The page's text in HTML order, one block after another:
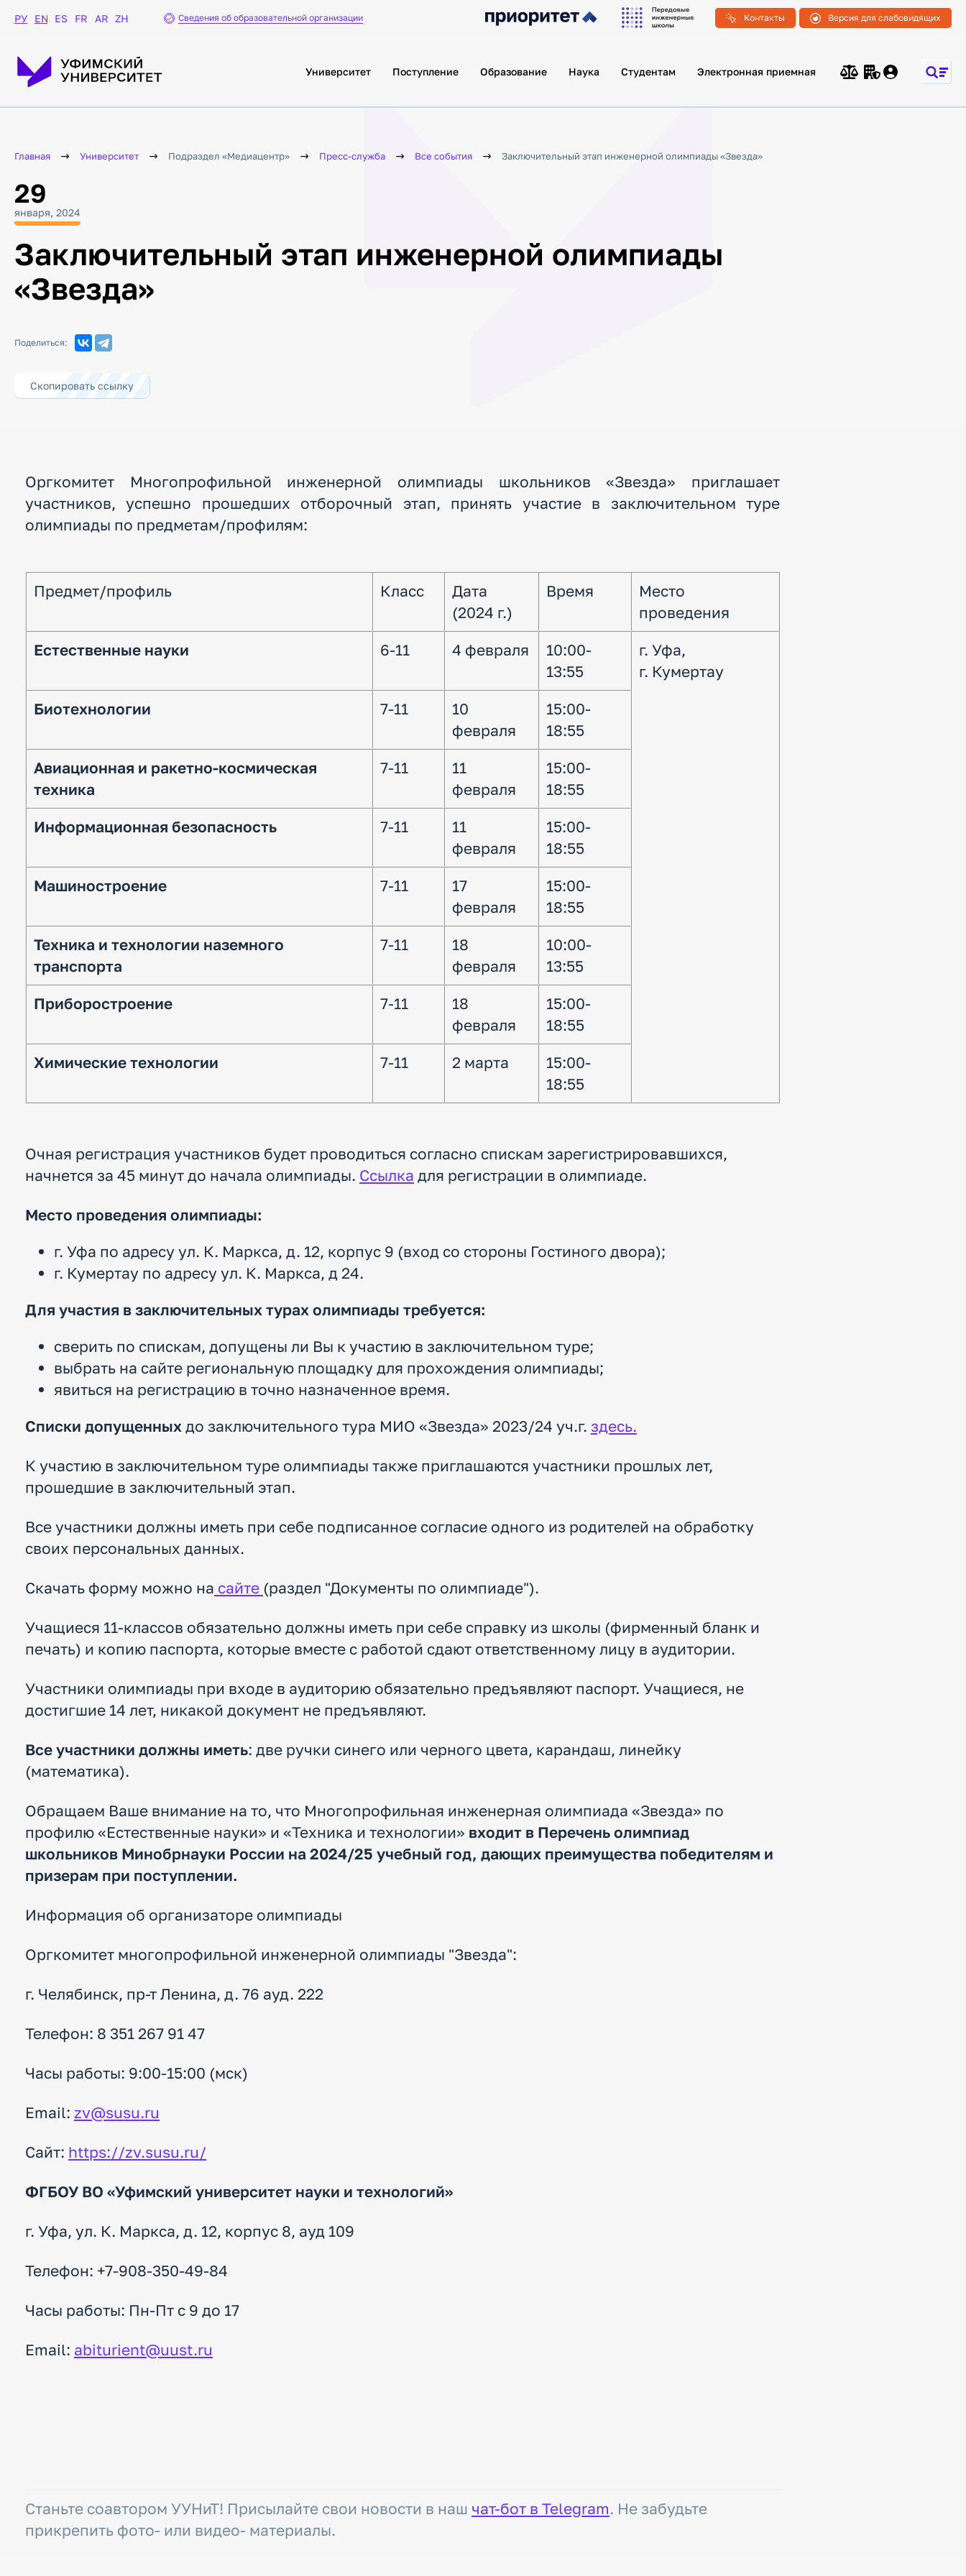
РУ EN ES FR AR ZH Сведения об образовательной организации Контакты Версия для слабовидящих
Университет Поступление Образование Наука Студентам Электронная приемная
Главная Университет Подраздел «Медиацентр» Пресс-служба Все события Заключительный этап инженерной олимпиады «Звезда»
29
января, 2024
Заключительный этап инженерной олимпиады
«Звезда»
Поделиться:
Скопировать ссылку
Оргкомитет Многопрофильной инженерной олимпиады школьников «Звезда» приглашает
участников, успешно прошедших отборочный этап, принять участие в заключительном туре
олимпиады по предметам/профилям:
Предмет/профиль Класс
Дата
(2024 г.)
Время
Место
проведения
Естественные науки
6-11 4 февраля
10:00-
13:55
г. Уфа,
г. Кумертау
Биотехнологии
7-11
10
февраля
15:00-
18:55
Авиационная и ракетно-космическая
техника
7-11
11
февраля
15:00-
18:55
Информационная безопасность
7-11
11
февраля
15:00-
18:55
Машиностроение
7-11
17
февраля
15:00-
18:55
Техника и технологии наземного
транспорта
7-11
18
февраля
10:00-
13:55
Приборостроение
7-11
18
февраля
15:00-
18:55
Химические технологии
7-11 2 марта
15:00-
18:55
Очная регистрация участников будет проводиться согласно спискам зарегистрировавшихся,
начнется за 45 минут до начала олимпиады. Ссылка для регистрации в олимпиаде.
Место проведения олимпиады:
г. Уфа по адресу ул. К. Маркса, д. 12, корпус 9 (вход со стороны Гостиного двора);
г. Кумертау по адресу ул. К. Маркса, д 24.
Для участия в заключительных турах олимпиады требуется:
сверить по спискам, допущены ли Вы к участию в заключительном туре;
выбрать на сайте региональную площадку для прохождения олимпиады;
явиться на регистрацию в точно назначенное время.
Списки допущенных до заключительного тура МИО «Звезда» 2023/24 уч.г. здесь.
К участию в заключительном туре олимпиады также приглашаются участники прошлых лет,
прошедшие в заключительный этап.
Все участники должны иметь при себе подписанное согласие одного из родителей на обработку
своих персональных данных.
Скачать форму можно на сайте (раздел "Документы по олимпиаде").
Учащиеся 11-классов обязательно должны иметь при себе справку из школы (фирменный бланк и
печать) и копию паспорта, которые вместе с работой сдают ответственному лицу в аудитории.
Участники олимпиады при входе в аудиторию обязательно предъявляют паспорт. Учащиеся, не
достигшие 14 лет, никакой документ не предъявляют.
Все участники должны иметь: две ручки синего или черного цвета, карандаш, линейку
(математика).
Обращаем Ваше внимание на то, что Многопрофильная инженерная олимпиада «Звезда» по
профилю «Естественные науки» и «Техника и технологии» входит в Перечень олимпиад
школьников Минобрнауки России на 2024/25 учебный год, дающих преимущества победителям и
призерам при поступлении.
Информация об организаторе олимпиады
Оргкомитет многопрофильной инженерной олимпиады "Звезда":
г. Челябинск, пр-т Ленина, д. 76 ауд. 222
Телефон: 8 351 267 91 47
Часы работы: 9:00-15:00 (мск)
Email: zv@susu.ru
Сайт: https://zv.susu.ru/
ФГБОУ ВО «Уфимский университет науки и технологий»
г. Уфа, ул. К. Маркса, д. 12, корпус 8, ауд 109
Телефон: +7-908-350-49-84
Часы работы: Пн-Пт с 9 до 17
Email: abiturient@uust.ru
Станьте соавтором УУНиТ! Присылайте свои новости в наш чат-бот в Telegram. Не забудьте
прикрепить фото- или видео- материалы.